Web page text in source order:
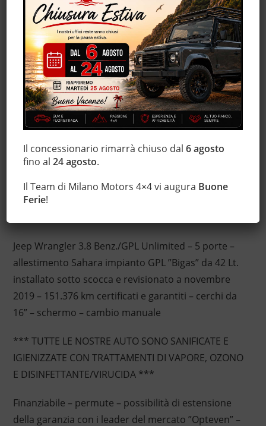
Chiusura centralizzata
Climatizzatore
Controllo trazione
ESP
Fendinebbia
Immobilizzatore elettronico
Servosterzo
Tettuccio apribile
Vetri oscurati
Volante in pelle
Jeep Wrangler 3.8 Benz./GPL Unlimited – 5 porte –
allestimento Sahara impianto GPL ”Bigas” da 42 Lt.
installato sotto scocca e revisionato a novembre
2019 – 151.376 km certificati e garantiti – cerchi da
16” – schermo – cambio manuale
*** TUTTE LE NOSTRE AUTO SONO SANIFICATE E
IGIENIZZATE CON TRATTAMENTI DI VAPORE, OZONO
E DISINFETTANTE/VIRUCIDA ***
Finanziabile – permute – possibilità di estensione
della garanzia con i leader del mercato ”Opteven” –
Il concessionario rimarrà chiuso dal6 agosto
fino al24 agosto.
Il Team di Milano Motors 4×4 vi augura Buone
Ferie!